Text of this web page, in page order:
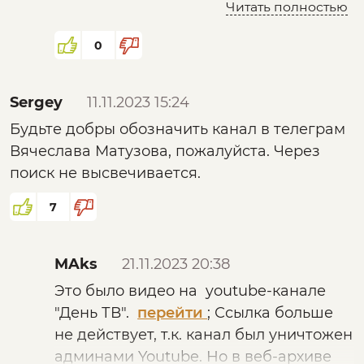
генерала Петрова, посадили Ефимова,
Зазанобин вроде сам помер.
он сейчас толкает откровенный паражняк в
стиле хари-рама, причем даже на nday.
Многие наиболее убежденные
2014 года, где треть были имперцы-
треть были родноверы-КОБоДОТУвцы.
Читать полностью
0
Sergey
11.11.2023 15:24
Будьте добры обозначить канал в телеграм
Вячеслава Матузова, пожалуйста. Через
поиск не высвечивается.
7
MAks
21.11.2023 20:38
Это было видео на youtube-канале
"День ТВ". перейти ; Ссылка больше
не действует, т.к. канал был уничтожен
админами Youtube. Но в веб-архиве